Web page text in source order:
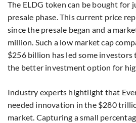
The ELDG token can be bought for
presale phase. This current price
since the presale began and a
million. Such a low market cap
$256 billion has led some investors
the better investment option for
Industry experts hightlight that
needed innovation in the $280
market. Capturing a small